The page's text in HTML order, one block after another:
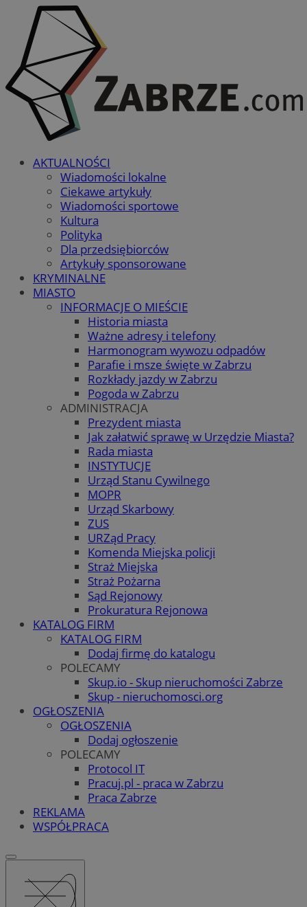
AKTUALNOŚCI
Wiadomości lokalne
Ciekawe artykuły
Wiadomości sportowe
Kultura
Polityka
Dla przedsiębiorców
Artykuły sponsorowane
KRYMINALNE
MIASTO
INFORMACJE O MIEŚCIE
Historia miasta
Ważne adresy i telefony
Harmonogram wywozu odpadów
Parafie i msze święte w Zabrzu
Rozkłady jazdy w Zabrzu
Pogoda w Zabrzu
ADMINISTRACJA
Prezydent miasta
Jak załatwić sprawę w Urzędzie Miasta?
Rada miasta
INSTYTUCJE
Urząd Stanu Cywilnego
MOPR
Urząd Skarbowy
ZUS
URZąd Pracy
Komenda Miejska policji
Straż Miejska
Straż Pożarna
Sąd Rejonowy
Prokuratura Rejonowa
KATALOG FIRM
KATALOG FIRM
Dodaj firmę do katalogu
POLECAMY
Skup.io - Skup nieruchomości Zabrze
Skup - nieruchomosci.org
OGŁOSZENIA
OGŁOSZENIA
Dodaj ogłoszenie
POLECAMY
Protocol IT
Pracuj.pl - praca w Zabrzu
Praca Zabrze
REKLAMA
WSPÓŁPRACA